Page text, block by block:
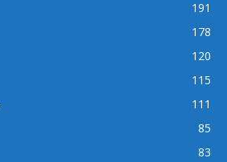
191
178
120
115
111
85
83